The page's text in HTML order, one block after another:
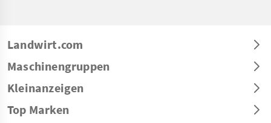
Landwirt.com
Maschinengruppen
Kleinanzeigen
Top Marken